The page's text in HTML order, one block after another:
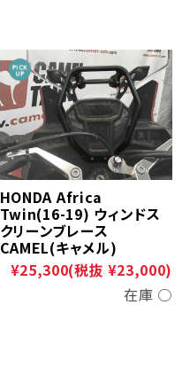
HONDA Africa
Twin(16-19) ウィンドス
クリーンブレース
CAMEL(キャメル)
¥25,300(税抜 ¥23,000)
在庫 ○